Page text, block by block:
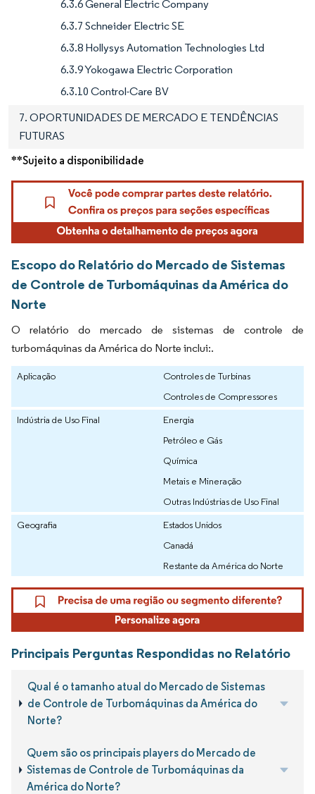
6.3.6 General Electric Company
6.3.7 Schneider Electric SE
6.3.8 Hollysys Automation Technologies Ltd
6.3.9 Yokogawa Electric Corporation
6.3.10 Control-Care BV
7. OPORTUNIDADES DE MERCADO E TENDÊNCIAS
FUTURAS
**Sujeito a disponibilidade
Escopo do Relatório do Mercado de Sistemas
de Controle de Turbomáquinas da América do
Norte
O relatório do mercado de sistemas de controle de
turbomáquinas da América do Norte inclui:.
Aplicação
Controles de Turbinas
Controles de Compressores
Indústria de Uso Final
Energia
Petróleo e Gás
Química
Metais e Mineração
Outras Indústrias de Uso Final
Geografia
Estados Unidos
Canadá
Restante da América do Norte
Principais Perguntas Respondidas no Relatório
Qual é o tamanho atual do Mercado de Sistemas
de Controle de Turbomáquinas da América do
Norte?
Quem são os principais players do Mercado de
Sistemas de Controle de Turbomáquinas da
América do Norte?